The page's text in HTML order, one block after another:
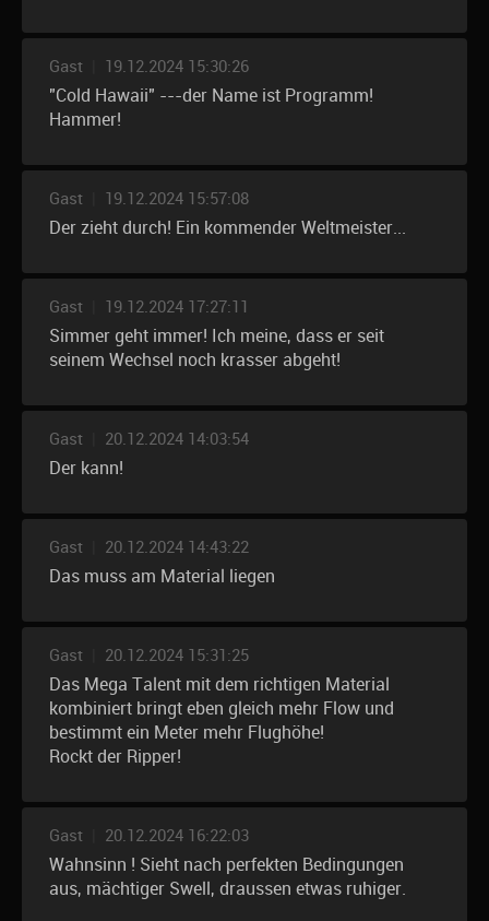
Gast 19.12.2024 15:30:26
"Cold Hawaii" ---der Name ist Programm!
Hammer!
Gast 19.12.2024 15:57:08
Der zieht durch! Ein kommender Weltmeister...
Gast 19.12.2024 17:27:11
Simmer geht immer! Ich meine, dass er seit
seinem Wechsel noch krasser abgeht!
Gast 20.12.2024 14:03:54
Der kann!
Gast 20.12.2024 14:43:22
Das muss am Material liegen
Gast 20.12.2024 15:31:25
Das Mega Talent mit dem richtigen Material
kombiniert bringt eben gleich mehr Flow und
bestimmt ein Meter mehr Flughöhe!
Rockt der Ripper!
Gast 20.12.2024 16:22:03
Wahnsinn ! Sieht nach perfekten Bedingungen
aus, mächtiger Swell, draussen etwas ruhiger.